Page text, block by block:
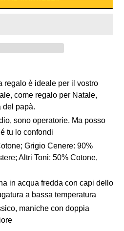
regalo è ideale per il vostro
come regalo per Natale,
del papà.
sono operatorie. Ma posso
tu lo confondi
Grigio Cenere: 90%
Altri Toni: 50% Cotone,
in acqua fredda con capi dello
a bassa temperatura
maniche con doppia